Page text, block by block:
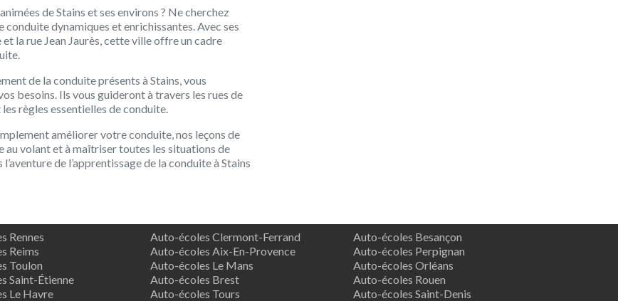
de Stains et ses environs ? Ne cherchez
conduite dynamiques et enrichissantes. Avec ses
la rue Jean Jaurès, cette ville offre un cadre
de la conduite présents à Stains, vous
besoins. Ils vous guideront à travers les rues de
règles essentielles de conduite.
améliorer votre conduite, nos leçons de
au volant et à maîtriser toutes les situations de
de l’apprentissage de la conduite à Stains
Rennes
Reims
Toulon
Saint-Étienne
Le Havre
Auto-écoles Clermont-Ferrand
Auto-écoles Aix-En-Provence
Auto-écoles Le Mans
Auto-écoles Brest
Auto-écoles Tours
Auto-écoles Besançon
Auto-écoles Perpignan
Auto-écoles Orléans
Auto-écoles Rouen
Auto-écoles Saint-Denis